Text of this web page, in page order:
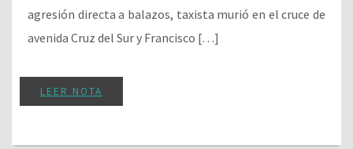
agresión directa a balazos, taxista murió en el cruce de
avenida Cruz del Sur y Francisco […]
LEER NOTA